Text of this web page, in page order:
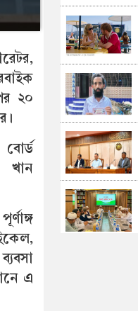
২০
খান
এ